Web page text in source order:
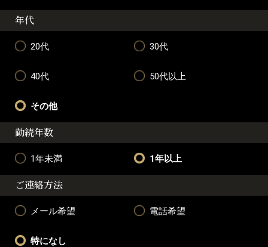
年代
20代 30代
40代 50代以上
その他
勤続年数
1年未満 1年以上
ご連絡方法
メール希望 電話希望
特になし